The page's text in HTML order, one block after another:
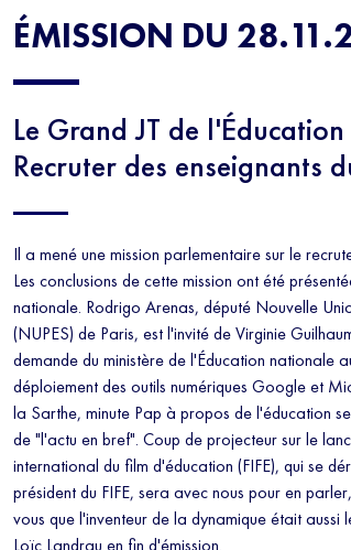
ÉMISSION DU
Le Grand JT de
Recruter des enseignants
Il a mené une mission parlementaire sur le
Les conclusions de cette mission ont été
nationale. Rodrigo Arenas, député Nouvelle
(NUPES) de Paris, est l'invité de Virginie
demande du ministère de l'Éducation nationale
déploiement des outils numériques Google et
la Sarthe, minute Pap à propos de l'éducation
de "l'actu en bref". Coup de projecteur sur le
international du film d'éducation (FIFE), qui se
président du FIFE, sera avec nous pour en
vous que l'inventeur de la dynamique était
Loïc Landrau en fin d'émission.